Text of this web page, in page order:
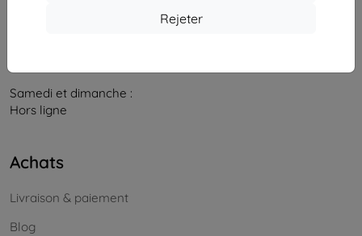
Rejeter
Samedi et dimanche :
Hors ligne
Achats
Livraison & paiement
Blog